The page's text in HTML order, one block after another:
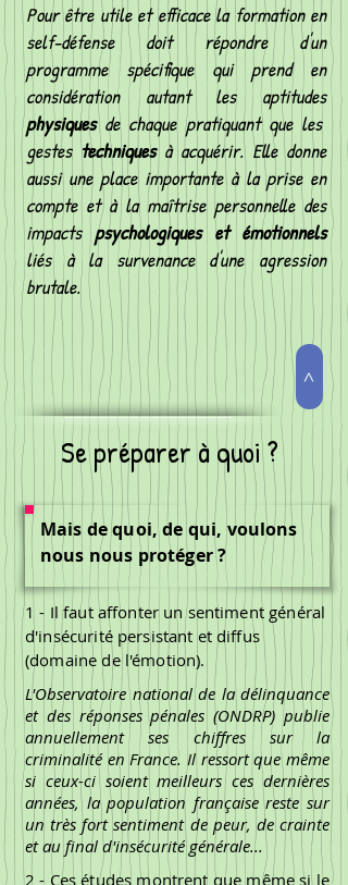
Pour être utile et efficace la formation en
self-défense doit répondre d'un
programme spécifique qui prend en
considération autant les aptitudes
physiquesde chaque pratiquant que les
gestes techniquesà acquérir. Elle donne
aussi une place importante à la prise en
compte et à la maîtrise personnelle des
impacts psychologiques et émotionnels
liés à la survenance d'une agression
brutale.
>
Se préparer à quoi ?
Mais de quoi, de qui, voulons
nous nous protéger ?
1 - Il faut affonter un sentiment général
d'insécurité persistant et diffus
(domaine de l'émotion).
L'Observatoire national de la délinquance
et des réponses pénales (ONDRP) publie
annuellement ses chiffres sur la
criminalité en France. Il ressort que même
si ceux-ci soient meilleurs ces dernières
années, la population française reste sur
un très fort sentiment de peur, de crainte
et au final d'insécurité générale...
2 - Ces études montrent que même si le